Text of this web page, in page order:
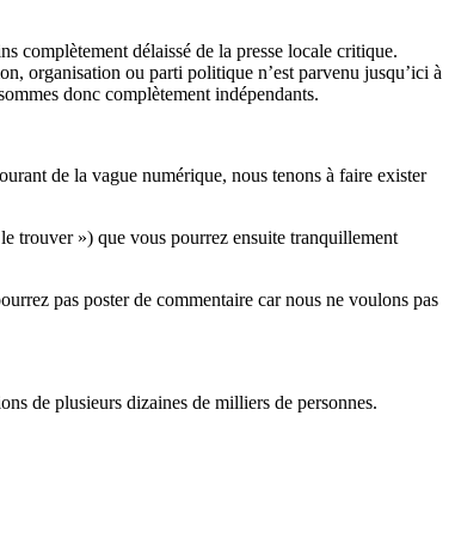
complètement délaissé de la presse locale critique.
organisation ou parti politique n’est parvenu jusqu’ici à
donc complètement indépendants.
de la vague numérique, nous tenons à faire exister
trouver ») que vous pourrez ensuite tranquillement
pas poster de commentaire car nous ne voulons pas
de plusieurs dizaines de milliers de personnes.